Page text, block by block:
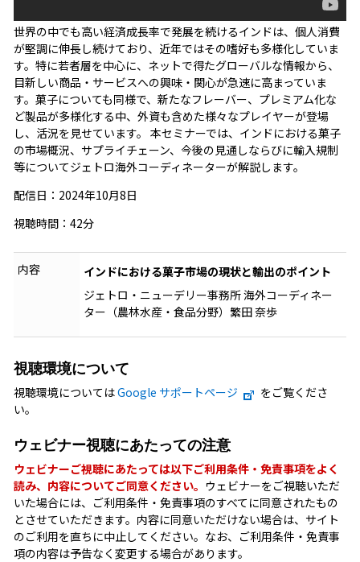
世界の中でも高い経済成長率で発展を続けるインドは、個人消費
が堅調に伸長し続けており、近年ではその嗜好も多様化していま
す。特に若者層を中心に、ネットで得たグローバルな情報から、
目新しい商品・サービスへの興味・関心が急速に高まっていま
す。菓子についても同様で、新たなフレーバー、プレミアム化な
ど製品が多様化する中、外資も含めた様々なプレイヤーが登場
し、活況を見せています。 本セミナーでは、インドにおける菓子
の市場概況、サプライチェーン、今後の見通しならびに輸入規制
等についてジェトロ海外コーディネーターが解説します。
配信日：2024年10月8日
視聴時間：42分
内容
インドにおける菓子市場の現状と輸出のポイント
ジェトロ・ニューデリー事務所 海外コーディネー
ター（農林水産・食品分野）繁田 奈歩
視聴環境について
視聴環境についてはGoogle サポートページ
をご覧くださ
い。
ウェビナー視聴にあたっての注意
ウェビナーご視聴にあたっては以下ご利用条件・免責事項をよく
読み、内容についてご同意ください。 ウェビナーをご視聴いただ
いた場合には、ご利用条件・免責事項のすべてに同意されたもの
とさせていただきます。内容に同意いただけない場合は、サイト
のご利用を直ちに中止してください。なお、ご利用条件・免責事
項の内容は予告なく変更する場合があります。